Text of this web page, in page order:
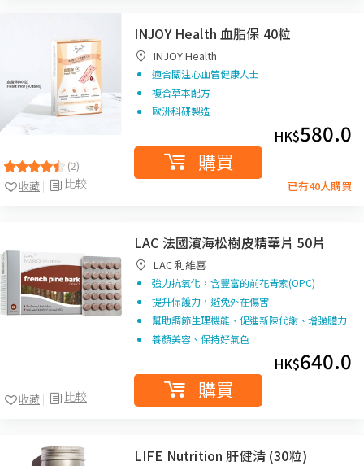
(2)
比較
收藏
INJOY Health 血脂保 40粒
INJOY Health
適合關注心血管健康人士
複合草本配方
歐洲科研製造
HK$580.0
購買
已有40人購買
比較
收藏
LAC 法國濱海松樹皮精華片 50片
LAC 利維喜
強力抗氧化，含豐富的前花青素(OPC)
提升保護力，避免外在傷害
幫助調節生理機能、促進新陳代謝、增強體力
養顏美容、保持好氣色
HK$640.0
購買
LIFE Nutrition 肝健清 (30粒)